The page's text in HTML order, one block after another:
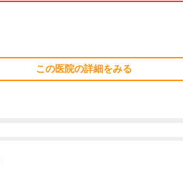
この医院の詳細をみる